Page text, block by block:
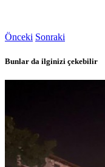
Önceki Sonraki
Bunlar da ilginizi çekebilir